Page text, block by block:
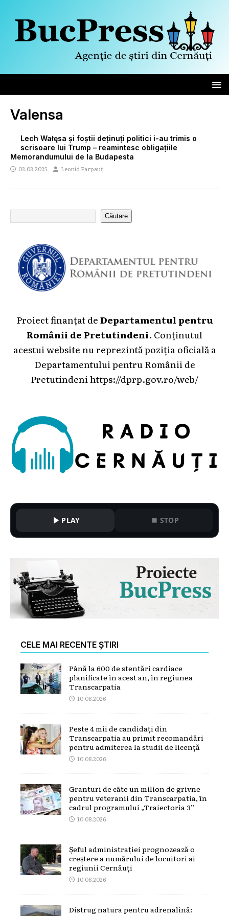
Valensa
Lech Wałęsa și foștii deținuți politici i-au trimis o
scrisoare lui Trump – reamintesc obligațiile
Memorandumului de la Budapesta
03.03.2025 Leonid Parpauț
Căutare
Proiect finanțat deDepartamentul pentru
Românii de Pretutindeni. Conținutul
acestui website nu reprezintă poziția oficială a
Departamentului pentru Românii de
Pretutindeni https://dprp.gov.ro/web/
PLAY STOP
CELE MAI RECENTE ȘTIRI
Până la 600 de stentări cardiace
planificate în acest an, în regiunea
Transcarpatia
10.08.2026
Peste 4 mii de candidați din
Transcarpatia au primit recomandări
pentru admiterea la studii de licență
10.08.2026
Granturi de câte un milion de grivne
pentru veteranii din Transcarpatia, în
cadrul programului „Traiectoria 3”
10.08.2026
Șeful administrației prognozează o
creștere a numărului de locuitori ai
regiunii Cernăuți
10.08.2026
Distrug natura pentru adrenalină: